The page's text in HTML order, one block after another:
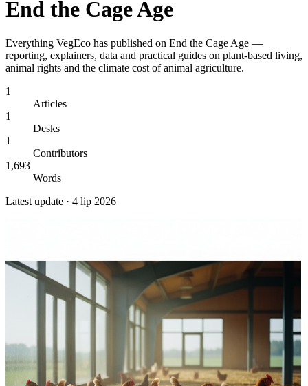
End the Cage Age
Everything VegEco has published on End the Cage Age —
reporting, explainers, data and practical guides on plant-based living,
animal rights and the climate cost of animal agriculture.
1
Articles
1
Desks
1
Contributors
1,693
Words
Latest update · 4 lip 2026